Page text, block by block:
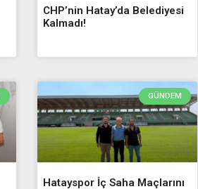
CHP’nin Hatay’da Belediyesi
Kalmadı!
GÜNDEM
Hatayspor İç Saha Maçlarını